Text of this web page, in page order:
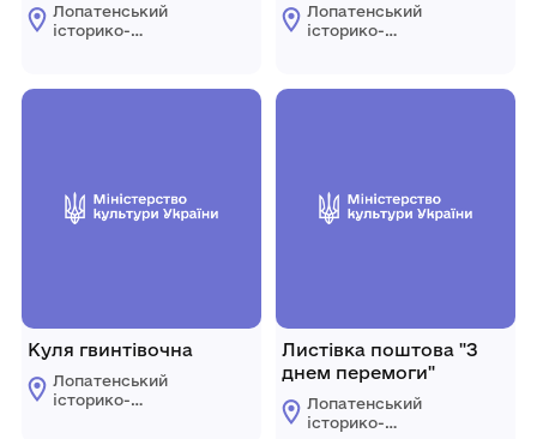
Лопатенський
історико-
Куля гвинтівочна
Лопатенський
історико-
Лопатенський
історико-
Листівка поштова "З
днем перемоги"
Лопатенський
історико-